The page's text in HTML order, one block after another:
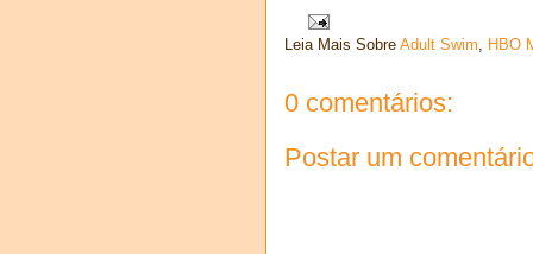
Leia Mais Sobre Adult Swim, HBO
0 comentários:
Postar um